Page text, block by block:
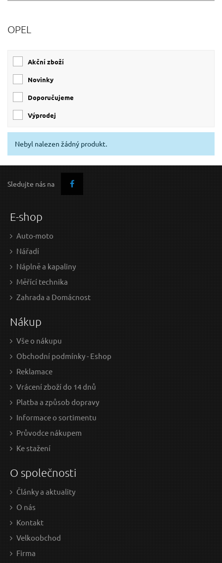
Výrobce
GEKO(4)
QUATROS
NE(1)
OPEL
Akční zboží
Novinky
Doporučujeme
Výprodej
Nebyl nalezen žádný produkt.
Sledujte nás na
E-shop
Auto-moto
Nářadí
Náplně a kapaliny
Měřící technika
Zahrada a Domácnost
Nákup
Vše o nákupu
Obchodní podmínky - Eshop
Reklamace
Vrácení zboží do 14 dnů
Platba a způsob dopravy
Informace o sortimentu
Průvodce nákupem
Ke stažení
O společnosti
Články a aktuality
O nás
Kontakt
Velkoobchod
Firma